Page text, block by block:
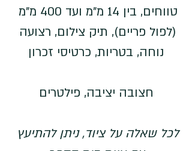
טווחים, בין 14 מ"מ ועד 400 מ"מ
(לפול פריים), תיק צילום, רצועה
נוחה, בטריות, כרטיסי זכרון
חצובה יציבה, פילטרים
לכל שאלה על ציוד, ניתן להתיעץ